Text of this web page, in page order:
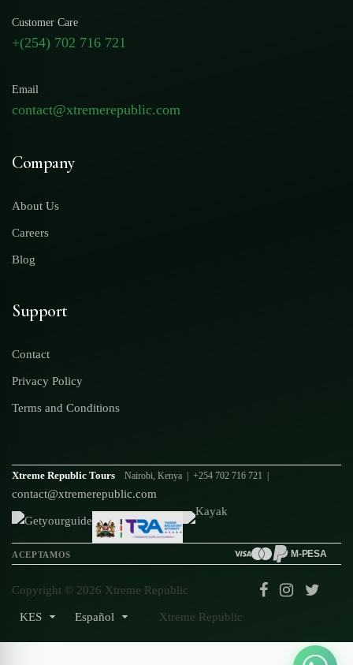
Customer Care
+(254) 702 716 721
Email
contact@xtremerepublic.com
Company
About Us
Careers
Blog
Support
Contact
Privacy Policy
Terms and Conditions
Xtreme Republic Tours Nairobi, Kenya | +254 702 716 721 |
contact@xtremerepublic.com
ACEPTAMOS M-PESA
Copyright © 2026 Xtreme Republic
KES Español Xtreme Republic